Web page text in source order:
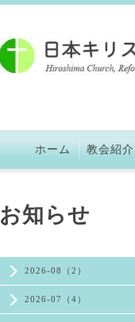
ホーム 教会紹介
2026-08（2）
2026-07（4）
お知らせ